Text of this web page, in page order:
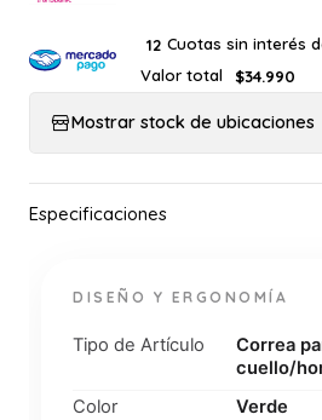
12 Cuotas sin interés
Valor total
$34.990
Mostrar stock de ubicaciones
DISEÑO Y ERGONOMÍA
Tipo de Artículo
Correa
cuello/
Color
Verde